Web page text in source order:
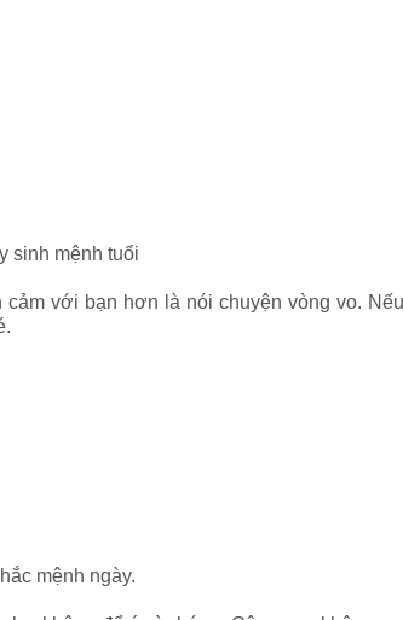
sinh mệnh tuổi
với bạn hơn là nói chuyện vòng vo.
mệnh ngày.